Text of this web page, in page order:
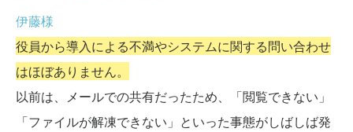
伊藤様
役員から導入による不満やシステムに関する問い合わせ
はほぼありません。
以前は、メールでの共有だったため、「閲覧できない」
「ファイルが解凍できない」といった事態がしばしば発